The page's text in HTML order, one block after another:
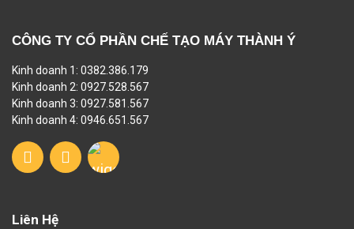
CÔNG TY CỔ PHẦN CHẾ TẠO MÁY THÀNH Ý
Kinh doanh 1: 0382.386.179
Kinh doanh 2: 0927.528.567
Kinh doanh 3: 0927.581.567
Kinh doanh 4: 0946.651.567
Liên Hệ